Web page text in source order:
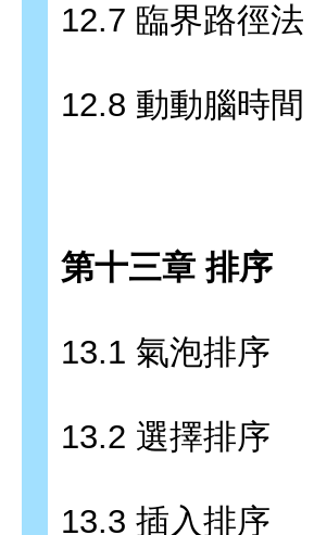
12.7 臨界路徑法
12.8 動動腦時間
第十三章 排序
13.1 氣泡排序
13.2 選擇排序
13.3 插入排序